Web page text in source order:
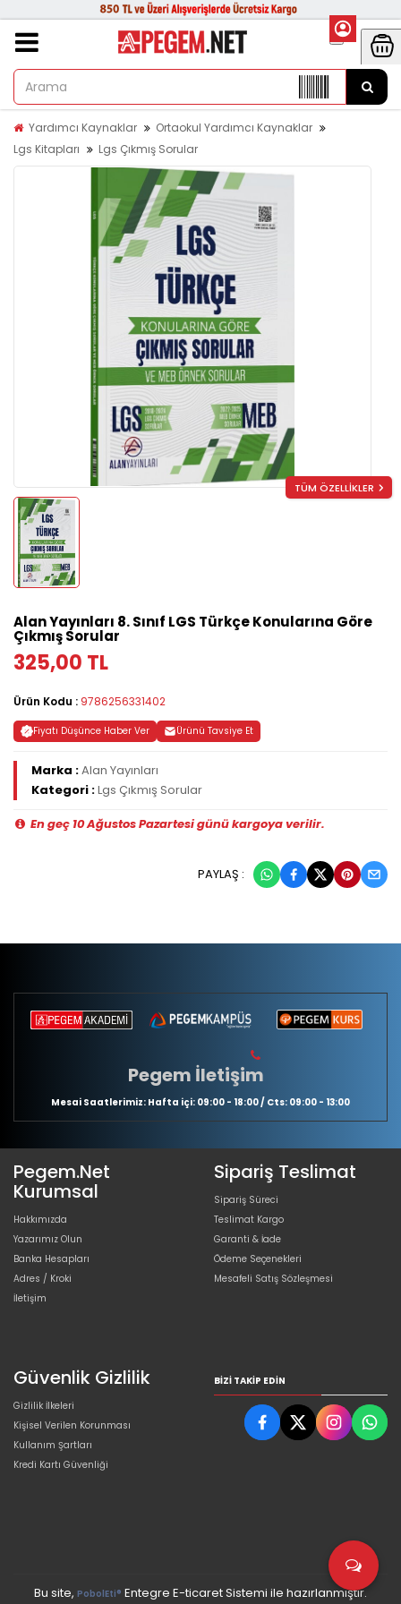
Yardımcı Kaynaklar
Ortaokul Yardımcı Kaynaklar
Lgs Kitapları
Lgs Çıkmış Sorular
TÜM ÖZELLİKLER
Alan Yayınları 8. Sınıf LGS Türkçe Konularına Göre
Çıkmış Sorular
325,00 TL
Ürün Kodu : 9786256331402
Fiyatı Düşünce Haber Ver Ürünü Tavsiye Et
Marka :Alan Yayınları
Kategori :Lgs Çıkmış Sorular
En geç 10 Ağustos Pazartesi günü kargoya verilir.
PAYLAŞ :
Pegem İletişim
Mesai Saatlerimiz: Hafta içi: 09:00 - 18:00 / Cts: 09:00 - 13:00
Pegem.Net
Kurumsal
Hakkımızda
Yazarımız Olun
Banka Hesapları
Adres / Kroki
İletişim
Sipariş Teslimat
Sipariş Süreci
Teslimat Kargo
Garanti & İade
Ödeme Seçenekleri
Mesafeli Satış Sözleşmesi
Güvenlik Gizlilik
Gizlilik İlkeleri
Kişisel Verilen Korunması
Kullanım Şartları
Kredi Kartı Güvenliği
BIZI TAKIP EDIN
Bu site, PobolEti® Entegre E-ticaret Sistemi ile hazırlanmıştır.